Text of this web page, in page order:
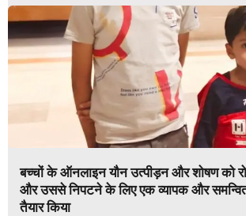
बच्चों के ऑनलाइन यौन उत्पीड़न और शोषण को
और उससे निपटने के लिए एक व्यापक और
तैयार किया